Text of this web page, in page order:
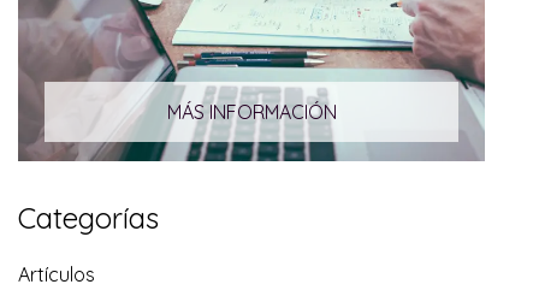
MÁS INFORMACIÓN
Categorías
Artículos